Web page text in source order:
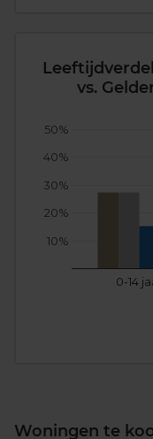
vs.
0-14
10%
20%
30%
40%
50%
Woningen te